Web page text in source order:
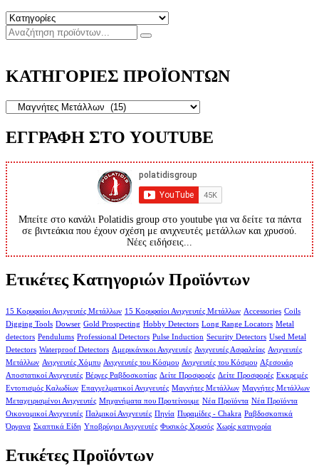
ΚΑΤΗΓΟΡΙΕΣ ΠΡΟΪΟΝΤΩΝ
ΕΓΓΡΑΦΗ ΣΤΟ YOUTUBE
Μπείτε στο κανάλι Polatidis group στο youtube για να δείτε τα πάντα
σε βιντεάκια που έχουν σχέση με ανιχνευτές μετάλλων και χρυσού.
Νέες ειδήσεις...
Ετικέτες Κατηγοριών Προϊόντων
15 Κορυφαίοι Ανιχνευτές Μετάλλων 15 Κορυφαίοι Ανιχνευτές Μετάλλων Accessories Coils
Digging Tools Dowser Gold Prospecting Hobby Detectors Long Range Locators Metal
detectors Pendulums Professional Detectors Pulse Induction Security Detectors Used Metal
Detectors Waterproof Detectors Αμερικάνικοι Ανιχνευτές Ανιχνευτές Ασφαλείας Ανιχνευτές
Μετάλλων Ανιχνευτές Χόμπυ Ανιχνευτές του Κόσμου Ανιχνευτές του Κόσμου Αξεσουάρ
Αποστατικοί Ανιχνευτές Βέργες Ραβδοσκοπίας Δείτε Προσφορές Δείτε Προσφορές Εκκρεμές
Εντοπισμός Καλωδίων Επαγγελματικοί Ανιχνευτές Μαγνήτες Μετάλλων Μαγνήτες Μετάλλων
Μεταχειρισμένοι Ανιχνευτές Μηχανήματα που Προτείνουμε Νέα Προϊόντα Νέα Προϊόντα
Οικονομικοί Ανιχνευτές Παλμικοί Ανιχνευτές Πηνία Πυραμίδες - Chakra Ραβδοσκοπικά
Όργανα Σκαπτικά Είδη Υποβρύχιοι Ανιχνευτές Φυσικός Χρυσός Χωρίς κατηγορία
Ετικέτες Προϊόντων